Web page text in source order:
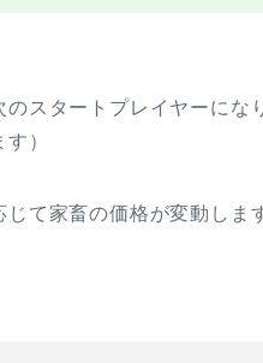
スタートプレイヤーにな
）
て家畜の価格が変動しま